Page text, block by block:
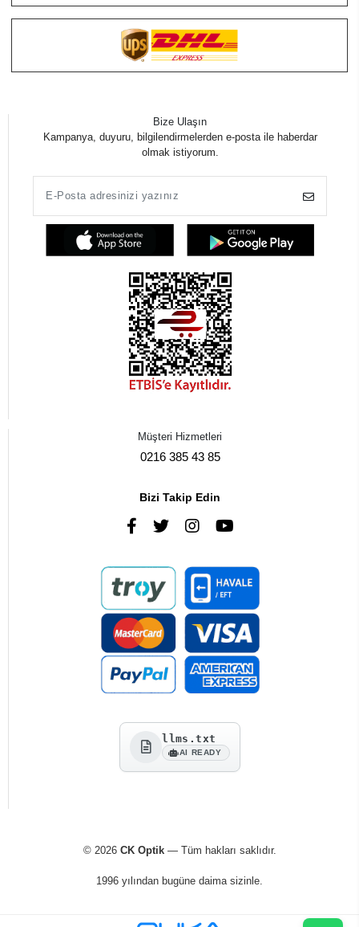
Bize Ulaşın
Kampanya, duyuru, bilgilendirmelerden e-posta ile haberdar
olmak istiyorum.
Müşteri Hizmetleri
0216 385 43 85
Bizi Takip Edin
llms.txt
AI READY
© 2026 CK Optik— Tüm hakları saklıdır.
1996 yılından bugüne daima sizinle.